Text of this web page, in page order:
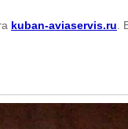
kuban-aviaservis.ru